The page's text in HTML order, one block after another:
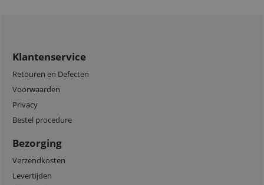
Klantenservice
Retouren en Defecten
Voorwaarden
Privacy
Bestel procedure
Bezorging
Verzendkosten
Levertijden